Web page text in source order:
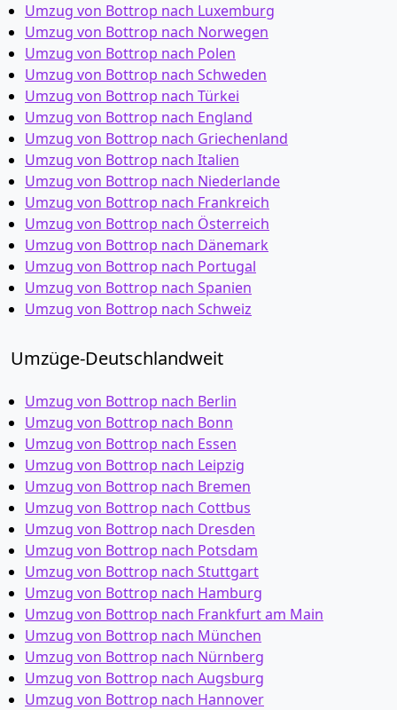
Umzug von Bottrop nach Luxemburg
Umzug von Bottrop nach Norwegen
Umzug von Bottrop nach Polen
Umzug von Bottrop nach Schweden
Umzug von Bottrop nach Türkei
Umzug von Bottrop nach England
Umzug von Bottrop nach Griechenland
Umzug von Bottrop nach Italien
Umzug von Bottrop nach Niederlande
Umzug von Bottrop nach Frankreich
Umzug von Bottrop nach Österreich
Umzug von Bottrop nach Dänemark
Umzug von Bottrop nach Portugal
Umzug von Bottrop nach Spanien
Umzug von Bottrop nach Schweiz
Umzüge-Deutschlandweit
Umzug von Bottrop nach Berlin
Umzug von Bottrop nach Bonn
Umzug von Bottrop nach Essen
Umzug von Bottrop nach Leipzig
Umzug von Bottrop nach Bremen
Umzug von Bottrop nach Cottbus
Umzug von Bottrop nach Dresden
Umzug von Bottrop nach Potsdam
Umzug von Bottrop nach Stuttgart
Umzug von Bottrop nach Hamburg
Umzug von Bottrop nach Frankfurt am Main
Umzug von Bottrop nach München
Umzug von Bottrop nach Nürnberg
Umzug von Bottrop nach Augsburg
Umzug von Bottrop nach Hannover